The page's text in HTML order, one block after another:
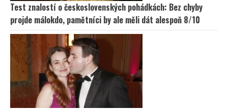
Test znalostí o československých pohádkách: Bez chyby
projde málokdo, pamětníci by ale měli dát alespoň 8/10